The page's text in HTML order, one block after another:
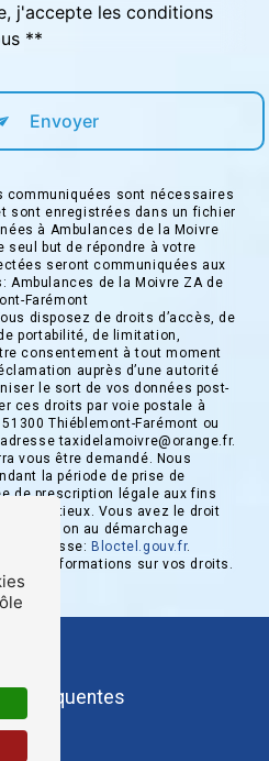
j'accepte les conditions
**
Envoyer
communiquées sont nécessaires
sont enregistrées dans un fichier
à Ambulances de la Moivre
seul but de répondre à votre
seront communiquées aux
Ambulances de la Moivre ZA de
Farémont
disposez de droits d’accès, de
portabilité, de limitation,
consentement à tout moment
auprès d’une autorité
le sort de vos données post-
ces droits par voie postale à
Thiéblemont-Farémont ou
taxidelamoivre@orange.fr.
vous être demandé. Nous
la période de prise de
de prescription légale aux fins
contentieux. Vous avez le droit
au démarchage
adresse: Bloctel.gouv.fr.
d’informations sur vos droits.
fréquentes